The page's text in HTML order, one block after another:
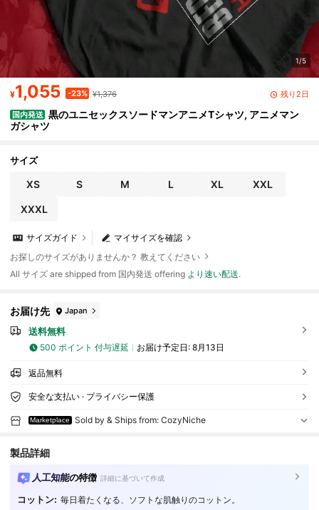
1/5
¥1,055 -23% ¥1,376 残り2日
国内発送 黒のユニセックスソードマンアニメTシャツ, アニメマン
ガシャツ
サイズ
XS S M L XL XXL
XXXL
マイサイズを確認
サイズガイド
お探しのサイズがありませんか？ 教えてください
All サイズ are shipped from 国内発送 offering より速い配送.
お届け先 Japan
送料無料
500 ポイント 付与遅延 お届け予定日: 8月13日
返品無料
安全な支払い · プライバシー保護
Marketplace Sold by & Ships from: CozyNiche
製品詳細
人工知能の特徴 詳細に基づいて作成
コットン: 毎日着たくなる、ソフトな肌触りのコットン。